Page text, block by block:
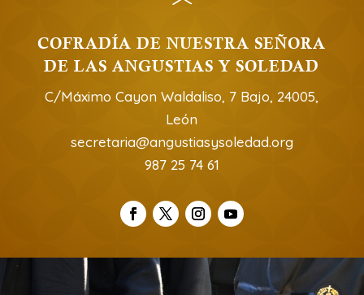
COFRADÍA DE NUESTRA SEÑORA
DE LAS ANGUSTIAS Y SOLEDAD
C/Máximo Cayon Waldaliso, 7 Bajo, 24005,
León
secretaria@angustiasysoledad.org
987 25 74 61